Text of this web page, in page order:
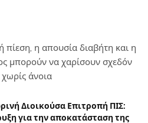
πίεση, η απουσία διαβήτη και η
μπορούν να χαρίσουν σχεδόν
άνοια
Διοικούσα Επιτροπή ΠΙΣ:
για την αποκατάσταση της